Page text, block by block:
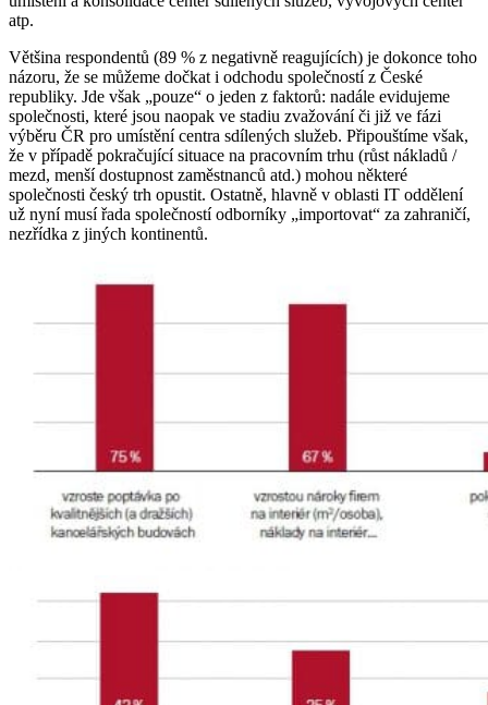
atp.
Většina respondentů (89 % z negativně reagujících) je dokonce toho
názoru, že se můžeme dočkat i odchodu společností z České
republiky. Jde však „pouze“ o jeden z faktorů: nadále evidujeme
společnosti, které jsou naopak ve stadiu zvažování či již ve fázi
výběru ČR pro umístění centra sdílených služeb. Připouštíme však,
že v případě pokračující situace na pracovním trhu (růst nákladů /
mezd, menší dostupnost zaměstnanců atd.) mohou některé
společnosti český trh opustit. Ostatně, hlavně v oblasti IT oddělení
už nyní musí řada společností odborníky „importovat“ za zahraničí,
nezřídka z jiných kontinentů.